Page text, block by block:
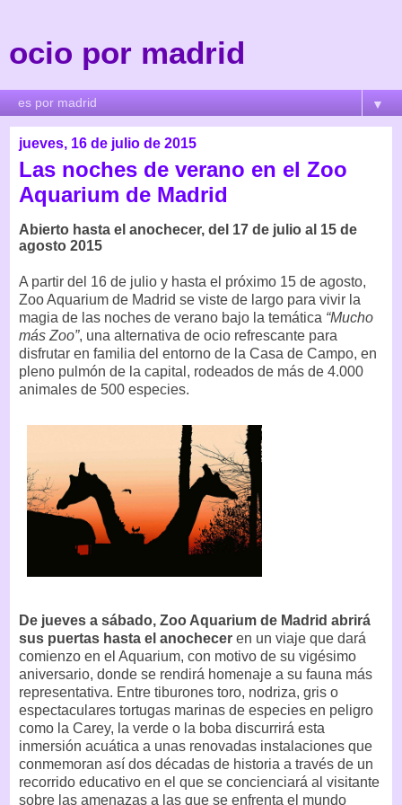
ocio por madrid
▼
jueves, 16 de julio de 2015
Las noches de verano en el Zoo
Aquarium de Madrid
Abierto hasta el anochecer, del 17 de julio al 15 de
agosto 2015
A partir del 16 de julio y hasta el próximo 15 de agosto,
Zoo Aquarium de Madrid se viste de largo para vivir la
magia de las noches de verano bajo la temática “Mucho
más Zoo”, una alternativa de ocio refrescante para
disfrutar en familia del entorno de la Casa de Campo, en
pleno pulmón de la capital, rodeados de más de 4.000
animales de 500 especies.
De jueves a sábado, Zoo Aquarium de Madrid abrirá
sus puertas hasta el anochecer en un viaje que dará
comienzo en el Aquarium, con motivo de su vigésimo
aniversario, donde se rendirá homenaje a su fauna más
representativa. Entre tiburones toro, nodriza, gris o
espectaculares tortugas marinas de especies en peligro
como la Carey, la verde o la boba discurrirá esta
inmersión acuática a unas renovadas instalaciones que
conmemoran así dos décadas de historia a través de un
recorrido educativo en el que se concienciará al visitante
sobre las amenazas a las que se enfrenta el mundo